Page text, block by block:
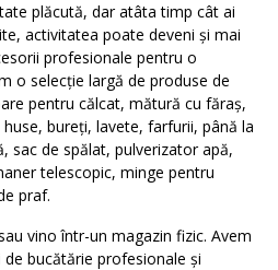
plăcută, dar atâta timp cât ai
activitatea poate deveni și mai
profesionale pentru o
o selecție largă de produse de
pentru călcat, mătură cu făraș,
bureți, lavete, farfurii, până la
sac de spălat, pulverizator apă,
telescopic, minge pentru
praf.
vino într-un magazin fizic. Avem
bucătărie profesionale și